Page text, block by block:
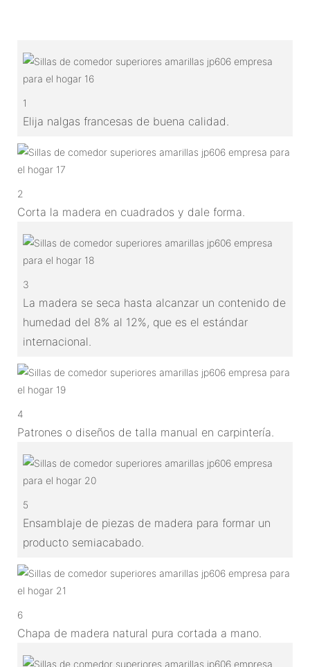
1
Elija nalgas francesas de buena calidad.
2
Corta la madera en cuadrados y dale forma.
3
La madera se seca hasta alcanzar un contenido de
humedad del 8% al 12%, que es el estándar
internacional.
4
Patrones o diseños de talla manual en carpintería.
5
Ensamblaje de piezas de madera para formar un
producto semiacabado.
6
Chapa de madera natural pura cortada a mano.